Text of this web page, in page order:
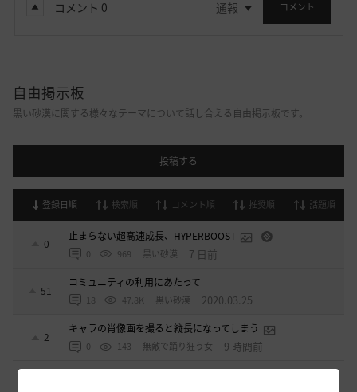
コメント 0 通報 コメント
自由掲示板
黒い砂漠に関する様々なテーマについて話し合える自由掲示板です。
投稿する
登録日順 検索順 コメント順 推奨順 話題順
0
止まらない超高速成長、HYPERBOOST
0 969 黒い砂漠 7 日前
51
コミュニティの利用にあたって
18 47.8K 黒い砂漠 2020.03.25
2
キャラの肖像画を撮ると縦長になってしまう
0 143 無敵で踊り狂う女 9 時間前